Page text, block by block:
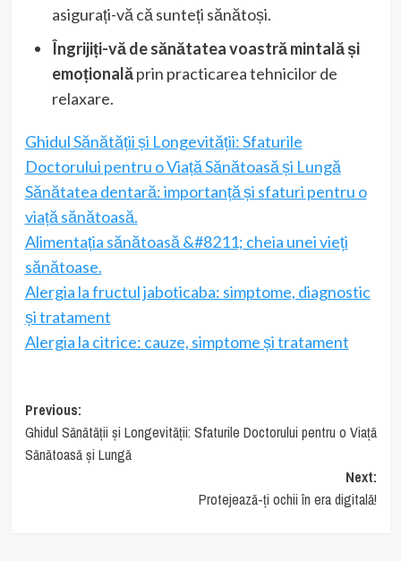
asigurați-vă că sunteți sănătoși.
Îngrijiți-vă de sănătatea voastră mintală și
emoționalăprin practicarea tehnicilor de
relaxare.
Ghidul Sănătății și Longevității: Sfaturile
Doctorului pentru o Viață Sănătoasă și Lungă
Sănătatea dentară: importanță și sfaturi pentru o
viață sănătoasă.
Alimentația sănătoasă &#8211; cheia unei vieți
sănătoase.
Alergia la fructul jaboticaba: simptome, diagnostic
și tratament
Alergia la citrice: cauze, simptome și tratament
Post
navigation
Previous:
Ghidul Sănătății și Longevității: Sfaturile Doctorului pentru o Viață
Sănătoasă și Lungă
Next:
Protejează-ți ochii în era digitală!